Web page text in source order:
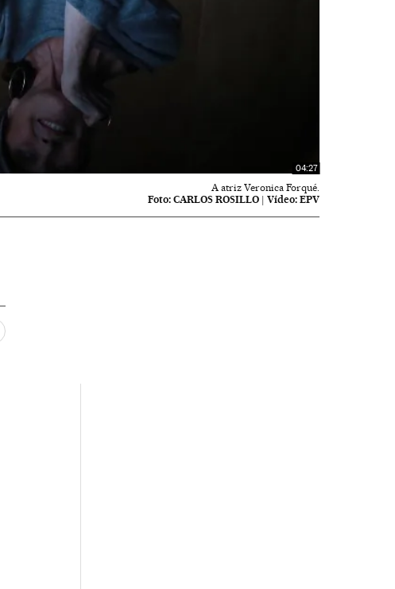
04:27
A atriz Veronica Forqué.
Foto: CARLOS ROSILLO |Vídeo: EPV